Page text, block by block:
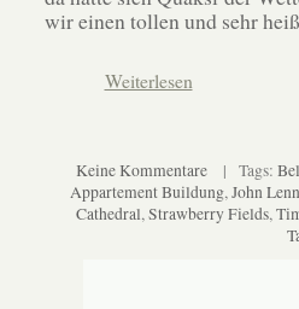
wir einen tollen und sehr
Weiterlesen
Keine Kommentare| Tags:
Appartement Buildung,John
Cathedral,Strawberry Fields,